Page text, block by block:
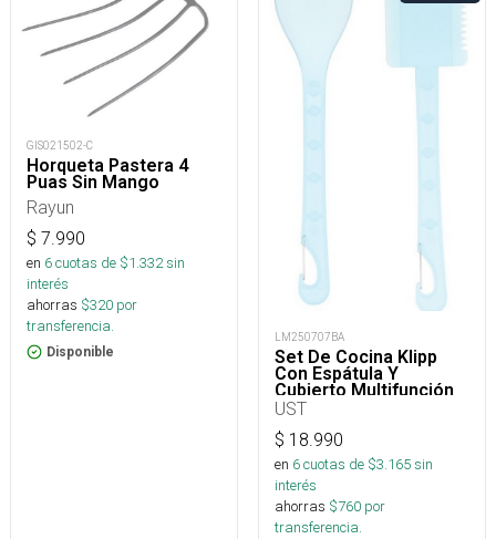
GIS021502-C
Horqueta Pastera 4
Puas Sin Mango
Rayun
$ 7.990
en 6cuotas de $1.332sin
interés
ahorras $320 por
transferencia.
Disponible
LM250707BA
Set De Cocina Klipp
Con Espátula Y
Cubierto Multifunción
UST
$ 18.990
en 6cuotas de $3.165sin
interés
ahorras $760 por
transferencia.